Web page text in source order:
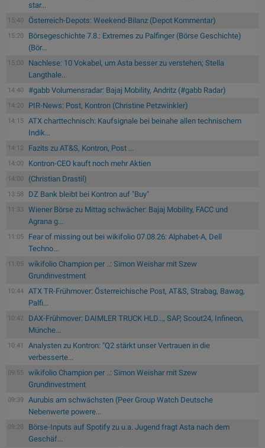
star...
15:40 Österreich-Depots: Weekend-Bilanz (Depot Kommentar)
15:20
Börsegeschichte 7.8.: Extremes zu Palfinger (Börse Geschichte)
(Bör...
15:00
Nachlese: 10 Vokabel, um Asta besser zu verstehen; Stella
Langthale...
14:40 #gabb Volumensradar: Bajaj Mobility, Andritz (#gabb Radar)
14:20 PIR-News: Post, Kontron (Christine Petzwinkler)
14:15
ATX charttechnisch: Kaufsignale bei beinahe allen technischem
Indik...
14:12 Fazits zu AT&S, Kontron, Post ...
14:00 Kontron-CEO kauft noch mehr Aktien
14:00 (Christian Drastil)
13:58 DZ Bank bleibt bei Kontron auf "Buy"
11:33
Wiener Börse zu Mittag schwächer: Bajaj Mobility, FACC und
Agrana g...
11:05
Fear of missing out bei wikifolio 07.08.26: Alphabet-A, Dell
Techno...
11:05
wikifolio Champion per ..: Simon Weishar mit Szew
Grundinvestment
10:44
ATX TR-Frühmover: Österreichische Post, AT&S, Strabag, Bawag,
Palfi...
10:42
DAX-Frühmover: DAIMLER TRUCK HLD..., SAP, Scout24, Infineon,
Münche...
10:41
Analysten zu Kontron: "Q2 stärkt unser Vertrauen in die
verbesserte...
09:55
wikifolio Champion per ..: Simon Weishar mit Szew
Grundinvestment
09:39
Aurubis am schwächsten (Peer Group Watch Deutsche
Nebenwerte powere...
09:28
Börse-Inputs auf Spotify zu u.a. Jugend fragt Asta nach dem
Geschäf...